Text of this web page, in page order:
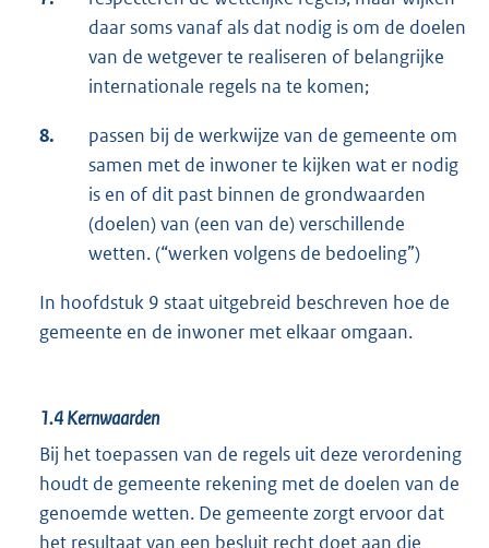
daar soms vanaf als dat nodig is om de doelen
van de wetgever te realiseren of belangrijke
internationale regels na te komen;
8.
passen bij de werkwijze van de gemeente om
samen met de inwoner te kijken wat er nodig
is en of dit past binnen de grondwaarden
(doelen) van (een van de) verschillende
wetten. (“werken volgens de bedoeling”)
In hoofdstuk 9 staat uitgebreid beschreven hoe de
gemeente en de inwoner met elkaar omgaan.
1.4Kernwaarden
Bij het toepassen van de regels uit deze verordening
houdt de gemeente rekening met de doelen van de
genoemde wetten. De gemeente zorgt ervoor dat
het resultaat van een besluit recht doet aan die